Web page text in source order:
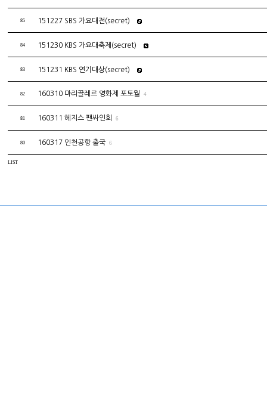
85 151227 SBS 가요대전(secret)
84 151230 KBS 가요대축제(secret)
83 151231 KBS 연기대상(secret)
82 160310 마리끌레르 영화제 포토월 4
81 160311 헤지스 팬싸인회 6
80 160317 인천공항 출국 6
LIST